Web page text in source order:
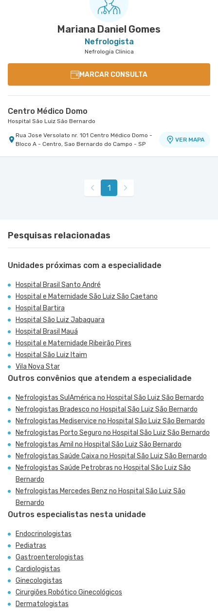
Mariana Daniel Gomes
Nefrologista
Nefrologia Clinica
MARCAR CONSULTA
Centro Médico Domo
Hospital São Luiz São Bernardo
Rua Jose Versolato nr. 101 Centro Médico Domo -
Bloco A - Centro, Sao Bernardo do Campo - SP
VER MAPA
1
Pesquisas relacionadas
Unidades próximas com a especialidade
Hospital Brasil Santo André
Hospital e Maternidade São Luiz São Caetano
Hospital Bartira
Hospital São Luiz Jabaquara
Hospital Brasil Mauá
Hospital e Maternidade Ribeirão Pires
Hospital São Luiz Itaim
Vila Nova Star
Outros convênios que atendem a especialidade
Nefrologistas SulAmérica no Hospital São Luiz São Bernardo
Nefrologistas Bradesco no Hospital São Luiz São Bernardo
Nefrologistas Mediservice no Hospital São Luiz São Bernardo
Nefrologistas Porto Seguro no Hospital São Luiz São Bernardo
Nefrologistas Amil no Hospital São Luiz São Bernardo
Nefrologistas Saúde Caixa no Hospital São Luiz São Bernardo
Nefrologistas Saúde Petrobras no Hospital São Luiz São
Bernardo
Nefrologistas Mercedes Benz no Hospital São Luiz São
Bernardo
Outros especialistas nesta unidade
Endocrinologistas
Pediatras
Gastroenterologistas
Cardiologistas
Ginecologistas
Cirurgiões Robótico Ginecológicos
Dermatologistas